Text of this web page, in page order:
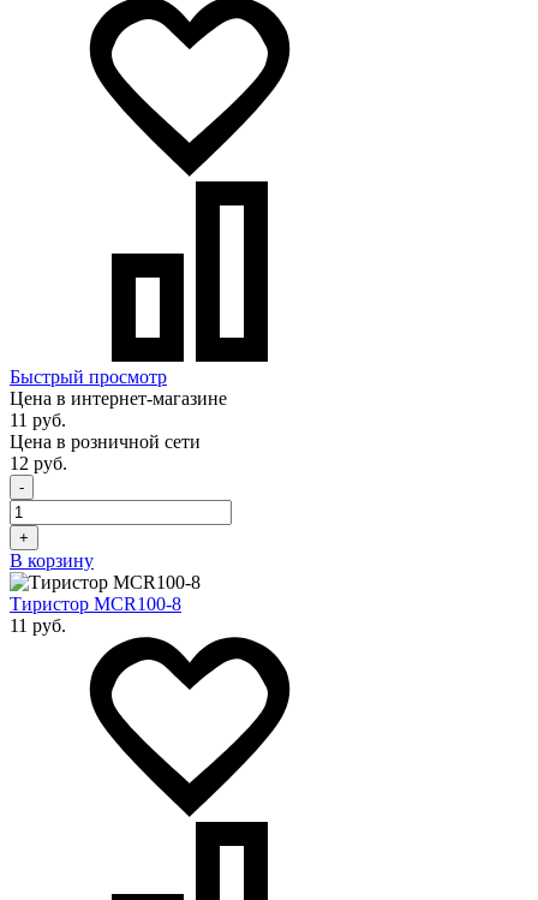
Быстрый просмотр
Цена в интернет-магазине
11 руб.
Цена в розничной сети
12 руб.
-
+
В корзину
Тиристор MCR100-8
11 руб.